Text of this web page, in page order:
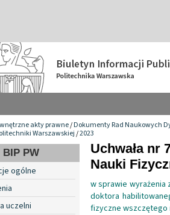
akty prawne/Dokumenty Rad Naukowych
Warszawskiej/2023
BIP PW
ogólne
uczelni
Uchwała nr
Nauki
w sprawie wyrażenia
doktora
fizyczne wszczętego